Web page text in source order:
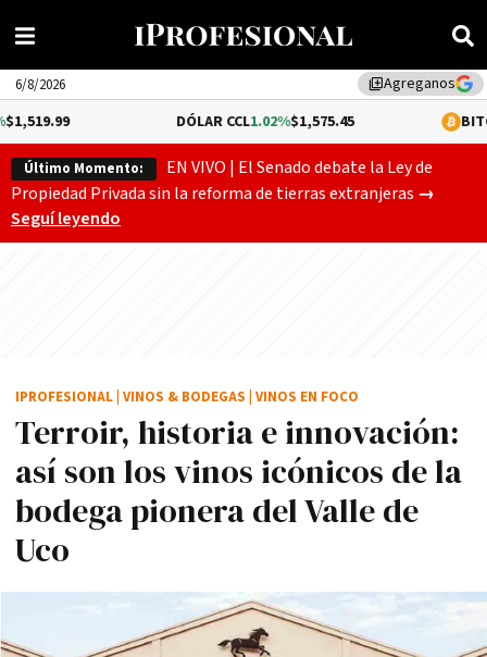
library_addAgreganos
6/8/2026
1.02%$1,575.45 0.2%
Último Momento:
EN VIVO | El Senado debate la Ley de
Propiedad Privada sin la reforma de tierras extranjeras El
→
Seguí leyendo
Terroir, historia e innovación:
así son los vinos icónicos de la
bodega pionera del Valle de
Uco
IPROFESIONAL VINOS & BODEGAS VINOS EN FOCO